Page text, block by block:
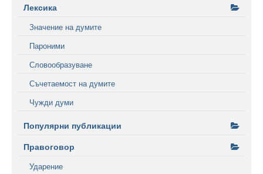
Лексика
Значение на думите
Пароними
Словообразуване
Съчетаемост на думите
Чужди думи
Популярни публикации
Правоговор
Ударение